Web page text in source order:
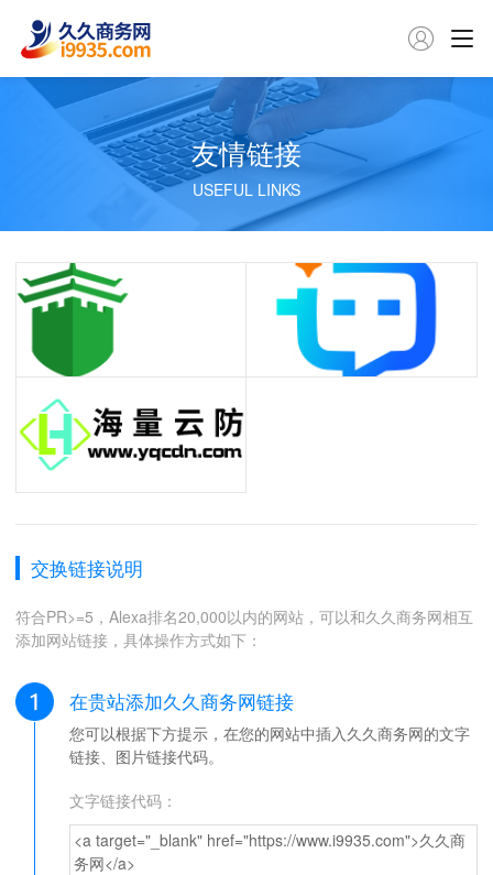

友情链接
USEFUL LINKS
交换链接说明
符合PR>=5，Alexa排名20,000以内的网站，可以和久久商务网相互
添加网站链接，具体操作方式如下：
在贵站添加久久商务网链接
您可以根据下方提示，在您的网站中插入久久商务网的文字
链接、图片链接代码。
文字链接代码：
<a target="_blank" href="https://www.i9935.com">久久商
务网</a>